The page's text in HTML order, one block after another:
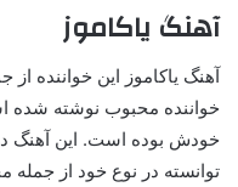
آهنگ یاکاموز
آهنگ یاکاموز این خواننده
خواننده محبوب نوشته شده
خودش بوده است. این آهنگ
توانسته در نوع خود از جمله